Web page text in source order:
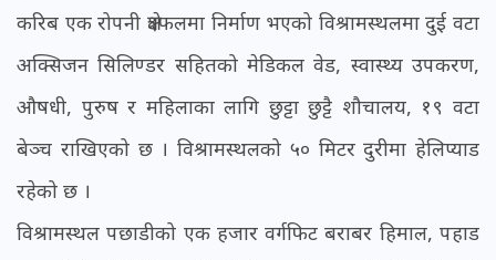
करिब एक रोपनी क्षेत्रफलमा निर्माण भएको विश्रामस्थलमा दुई वटा
अक्सिजन सिलिण्डर सहितको मेडिकल वेड, स्वास्थ्य उपकरण,
औषधी, पुरुष र महिलाका लागि छुट्टा छुट्टै शौचालय, १९ वटा
बेञ्च राखिएको छ । विश्रामस्थलको ५० मिटर दुरीमा हेलिप्याड
रहेको छ ।
विश्रामस्थल पछाडीको एक हजार वर्गफिट बराबर हिमाल, पहाड